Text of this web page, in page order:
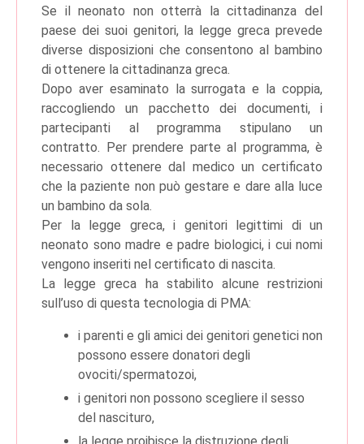
Se il neonato non otterrà la cittadinanza del
paese dei suoi genitori, la legge greca prevede
diverse disposizioni che consentono al bambino
di ottenere la cittadinanza greca.
Dopo aver esaminato la surrogata e la coppia,
raccogliendo un pacchetto dei documenti, i
partecipanti al programma stipulano un
contratto. Per prendere parte al programma, è
necessario ottenere dal medico un certificato
che la paziente non può gestare e dare alla luce
un bambino da sola.
Per la legge greca, i genitori legittimi di un
neonato sono madre e padre biologici, i cui nomi
vengono inseriti nel certificato di nascita.
La legge greca ha stabilito alcune restrizioni
sull’uso di questa tecnologia di PMA:
i parenti e gli amici dei genitori genetici non
possono essere donatori degli
ovociti/spermatozoi,
i genitori non possono scegliere il sesso
del nascituro,